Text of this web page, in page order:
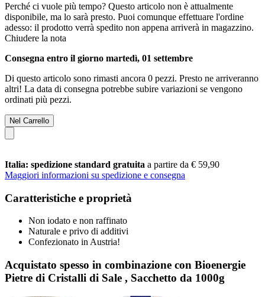
Perché ci vuole più tempo? Questo articolo non è attualmente
disponibile, ma lo sarà presto. Puoi comunque effettuare l'ordine
adesso: il prodotto verrà spedito non appena arriverà in magazzino.
Chiudere la nota
Consegna entro il giorno martedì, 01 settembre
Di questo articolo sono rimasti ancora 0 pezzi. Presto ne arriveranno
altri! La data di consegna potrebbe subire variazioni se vengono
ordinati più pezzi.
Nel Carrello
Italia: spedizione standard gratuita a partire da € 59,90
Maggiori informazioni su spedizione e consegna
Caratteristiche e proprietà
Non iodato e non raffinato
Naturale e privo di additivi
Confezionato in Austria!
Acquistato spesso in combinazione con Bioenergie
Pietre di Cristalli di Sale , Sacchetto da 1000g